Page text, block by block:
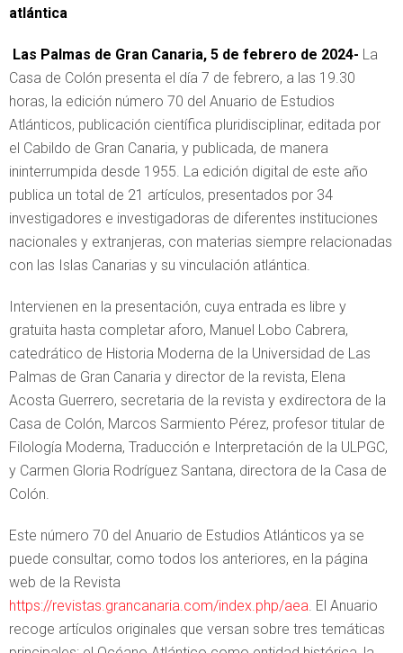
atlántica
Las Palmas de Gran Canaria, 5 de febrero de 2024- La
Casa de Colón presenta el día 7 de febrero, a las 19.30
horas, la edición número 70 del Anuario de Estudios
Atlánticos, publicación científica pluridisciplinar, editada por
el Cabildo de Gran Canaria, y publicada, de manera
ininterrumpida desde 1955. La edición digital de este año
publica un total de 21 artículos, presentados por 34
investigadores e investigadoras de diferentes instituciones
nacionales y extranjeras, con materias siempre relacionadas
con las Islas Canarias y su vinculación atlántica.
Intervienen en la presentación, cuya entrada es libre y
gratuita hasta completar aforo, Manuel Lobo Cabrera,
catedrático de Historia Moderna de la Universidad de Las
Palmas de Gran Canaria y director de la revista, Elena
Acosta Guerrero, secretaria de la revista y exdirectora de la
Casa de Colón, Marcos Sarmiento Pérez, profesor titular de
Filología Moderna, Traducción e Interpretación de la ULPGC,
y Carmen Gloria Rodríguez Santana, directora de la Casa de
Colón.
Este número 70 del Anuario de Estudios Atlánticos ya se
puede consultar, como todos los anteriores, en la página
web de la Revista
https://revistas.grancanaria.com/index.php/aea. El Anuario
recoge artículos originales que versan sobre tres temáticas